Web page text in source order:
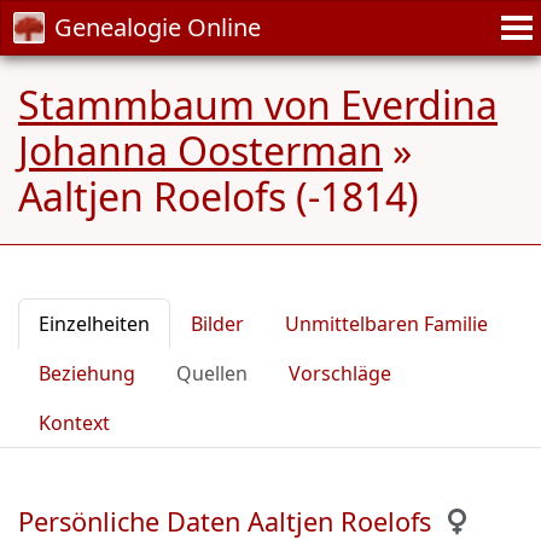
Genealogie Online
Stammbaum von Everdina
Johanna Oosterman »
Aaltjen Roelofs (-1814)
Einzelheiten Bilder
Unmittelbaren Familie
Beziehung
Quellen
Vorschläge
Kontext
Persönliche Daten Aaltjen Roelofs